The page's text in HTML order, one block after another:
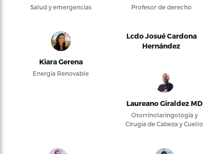
Salud y emergencias Profesor de derecho
Kiara Gerena
Energía Renovable
Lcdo Josué Cardona
Hernández
Laureano Giraldez MD
Otorrinolaringología y
Cirugía de Cabeza y Cuello